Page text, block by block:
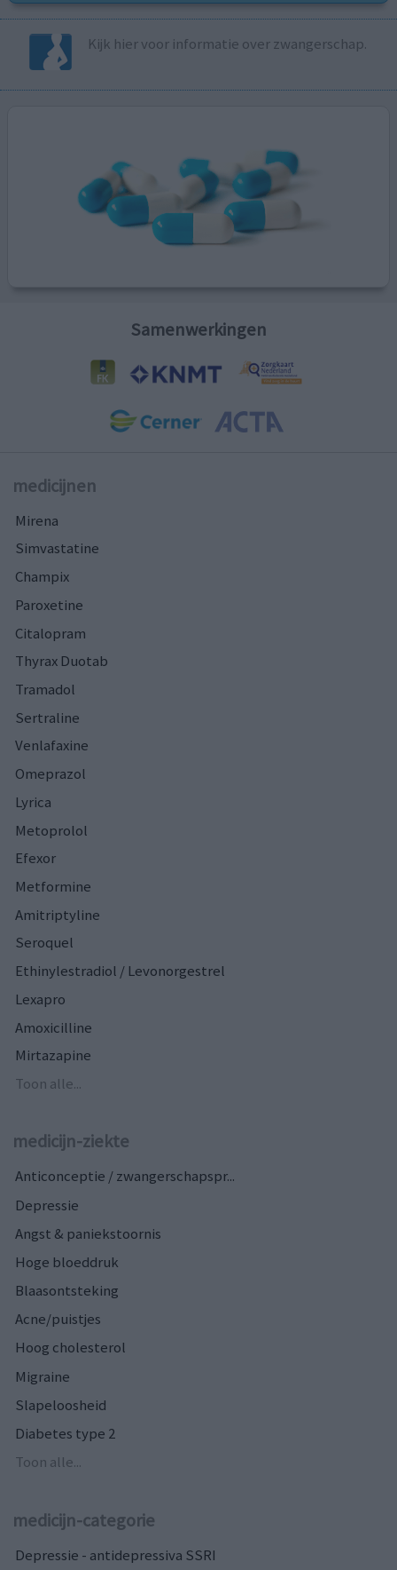
Kijk hier voor informatie over zwangerschap.
Samenwerkingen
medicijnen
Mirena
Simvastatine
Champix
Paroxetine
Citalopram
Thyrax Duotab
Tramadol
Sertraline
Venlafaxine
Omeprazol
Lyrica
Metoprolol
Efexor
Metformine
Amitriptyline
Seroquel
Ethinylestradiol / Levonorgestrel
Lexapro
Amoxicilline
Mirtazapine
Toon alle...
medicijn-ziekte
Anticonceptie / zwangerschapspr...
Depressie
Angst & paniekstoornis
Hoge bloeddruk
Blaasontsteking
Acne/puistjes
Hoog cholesterol
Migraine
Slapeloosheid
Diabetes type 2
Toon alle...
medicijn-categorie
Depressie - antidepressiva SSRI